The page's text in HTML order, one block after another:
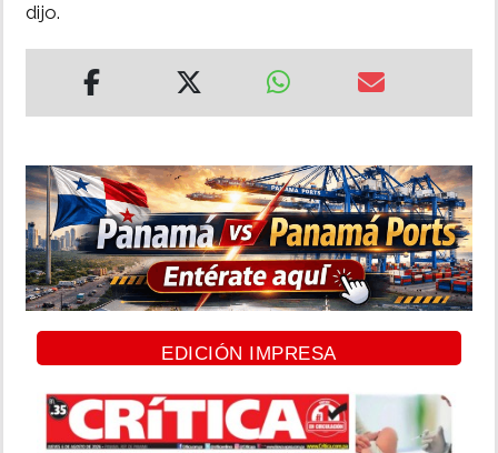
dijo.
EDICIÓN IMPRESA